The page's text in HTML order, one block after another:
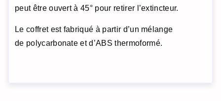
peut être ouvert à 45° pour retirer l’extincteur.
Le coffret est fabriqué à partir d’un mélange
de polycarbonate et d’ABS thermoformé.